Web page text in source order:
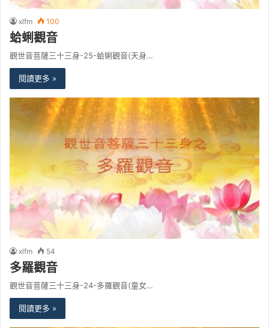
xlfm 100
蛤蜊觀音
觀世音菩薩三十三身-25-蛤蜊觀音(天身…
閱讀更多 »
xlfm 54
多羅觀音
觀世音菩薩三十三身-24-多羅觀音(童女…
閱讀更多 »